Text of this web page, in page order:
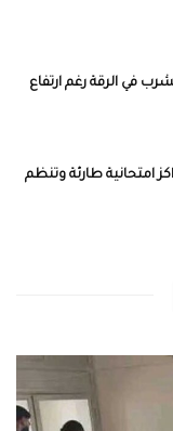
في الرقة رغم ارتفاع
امتحانية طارئة وتنظم